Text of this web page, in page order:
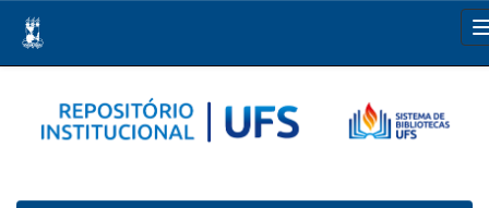
navigation